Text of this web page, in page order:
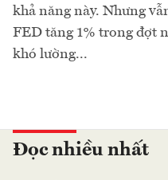
khả năng này. Nhưng
FED tăng 1% trong đợt
khó lường...
Đọc nhiều nhất